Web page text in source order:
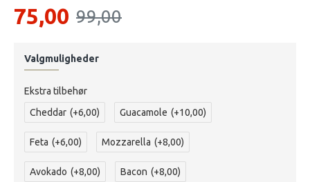
75,00 99,00
Valgmuligheder
Ekstra tilbehør
Cheddar (+6,00) Guacamole (+10,00)
Feta (+6,00) Mozzarella (+8,00)
Avokado (+8,00) Bacon (+8,00)